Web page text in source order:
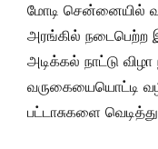
மோடி சென்னையில்
அரங்கில் நடைபெற்ற
அடிக்கல் நாட்டு
வருகையையொட்டி
பட்டாசுகளை